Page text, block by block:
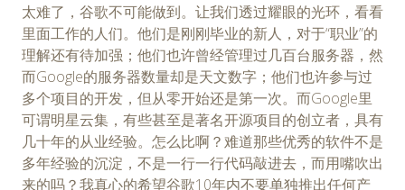
太难了，谷歌不可能做到。让我们透过耀眼的光环，看看
里面工作的人们。他们是刚刚毕业的新人，对于“职业”的
理解还有待加强；他们也许曾经管理过几百台服务器，然
而Google的服务器数量却是天文数字；他们也许参与过
多个项目的开发，但从零开始还是第一次。而Google里
可谓明星云集，有些甚至是著名开源项目的创立者，具有
几十年的从业经验。怎么比啊？难道那些优秀的软件不是
多年经验的沉淀，不是一行一行代码敲进去，而用嘴吹出
来的吗？我真心的希望谷歌10年内不要单独推出任何产